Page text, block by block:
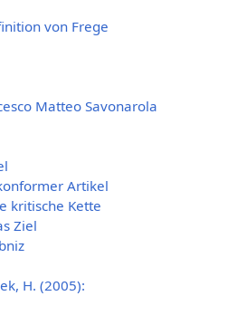
von Frege
Matteo Savonarola
Artikel
kritische Kette
Ziel
H. (2005):